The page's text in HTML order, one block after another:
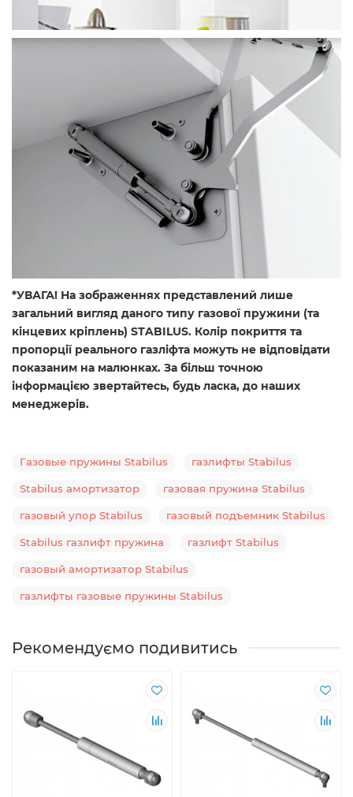
*УВАГА! На зображеннях представлений лише
загальний вигляд даного типу газової пружини (та
кінцевих кріплень) STABILUS. Колір покриття та
пропорції реального газліфта можуть не відповідати
показаним на малюнках. За більш точною
інформацією звертайтесь, будь ласка, до наших
менеджерів.
Газовые пружины Stabilus газлифты Stabilus
Stabilus амортизатор газовая пружина Stabilus
газовый упор Stabilus газовый подъемник Stabilus
Stabilus газлифт пружина газлифт Stabilus
газовый амортизатор Stabilus
газлифты газовые пружины Stabilus
Рекомендуємо подивитись